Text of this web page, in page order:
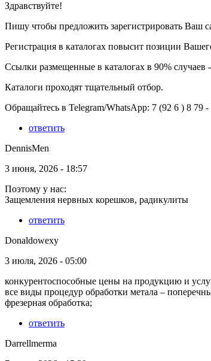
Здравствуйте!
Пишу чтобы предложить зарегистрировать Ваш
Регистрация в каталогах повысит позиции
Ссылки размещенные в каталогах в 90%
Каталоги проходят тщательный отбор.
Обращайтесь в Telegram/WhatsApp: 7 (92 6 ) 8 79 -
ответить
DennisMen
3 июня, 2026 - 18:57
Поэтому у нас:
Защемления нервных корешков, радикулиты
ответить
Donaldowexy
3 июля, 2026 - 05:00
конкурентоспособные цены на продукцию и
все виды процедур обработки метала –
фрезерная обработка;
ответить
Darrellmerma